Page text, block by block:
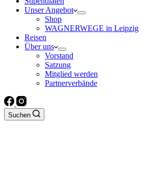
Unser Angebot
Shop
WAGNERWEGE in Leipzig
Reisen
Über uns
Vorstand
Satzung
Mitglied werden
Partnerverbände
Suchen